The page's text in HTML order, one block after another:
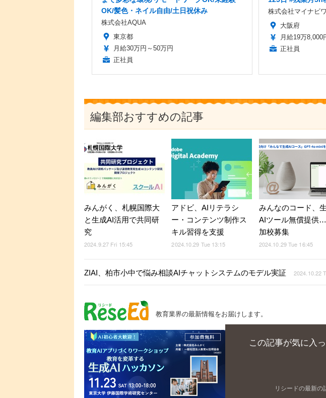
OK/髪色・ネイル自由/土日祝休み
株式会社AQUA
東京都
月給30万円～50万円
正社員
株式会社マイナビ
大阪府
月給19万8,000
正社員
編集部おすすめの記事
みんがく、札幌国際大
と生成AI活用で共同研
究
2024.9.27 Fri 15:45
アドビ、AIリテラシ
ー・コンテンツ制作ス
キル習得を支援
2024.10.29 Tue 13:15
みんなのコード、
AIツール無償提供
加校募集
2024.10.29 Tue 16:45
ZIAI、柏市小中で悩み相談AIチャットシステムのモデル実証 2024.10.22
教育業界の最新情報をお届けします。
この記事が気に入
リシードの最新の